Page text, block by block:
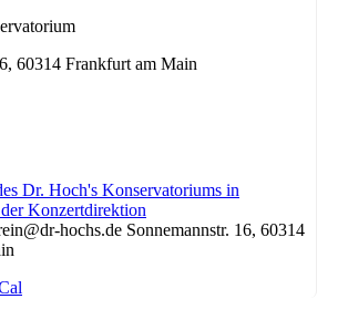
60314 Frankfurt am Main
Dr. Hoch's Konservatoriums in
Konzertdirektion
hochs.de Sonnemannstr. 16, 60314